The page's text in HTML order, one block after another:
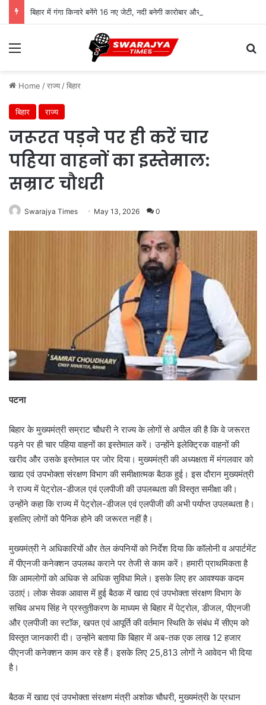
Menu
Home /राज्य /बिहार
बिहार राज्य
जरूरत पड़ने पर ही करें चार
पहिया वाहनों का इस्तेमाल:
सम्राट चौधरी
Swarajya Times May 13, 2026 0
पटना
बिहार के मुख्यमंत्री सम्राट चौधरी ने राज्य के लोगों से अपील की है कि वे जरूरत
पड़ने पर ही चार पहिया वाहनों का इस्तेमाल करें। उन्होंने इलेक्ट्रिक वाहनों की
खरीद और उसके इस्तेमाल पर जोर दिया। मुख्यमंत्री की अध्यक्षता में मंगलवार को
खाद्य एवं उपभोक्ता संरक्षण विभाग की समीक्षात्मक बैठक हुई। इस दौरान मुख्यमंत्री
ने राज्य में पेट्रोल-डीजल एवं एलपीजी की उपलब्धता की विस्तृत समीक्षा की।
उन्होंने कहा कि राज्य में पेट्रोल-डीजल एवं एलपीजी की अभी पर्याप्त उपलब्धता है।
इसलिए लोगों को पैनिक होने की जरूरत नहीं है।
मुख्यमंत्री ने अधिकारियों और तेल कंपनियों को निर्देश दिया कि कॉलोनी व अपार्टमेंट
में पीएनजी कनेक्शन उपलब्ध कराने पर तेजी से काम करें। हमारी प्राथमिकता है
कि आमलोगों को अधिक से अधिक सुविधा मिले। इसके लिए हर आवश्यक कदम
उठाएं। लोक सेवक आवास में हुई बैठक में खाद्य एवं उपभोक्ता संरक्षण विभाग के
सचिव अभय सिंह ने प्रस्तुतीकरण के माध्यम से बिहार में पेट्रोल, डीजल, पीएनजी
और एलपीजी का स्टॉक, खपत एवं आपूर्ति की वर्तमान स्थिति के संबंध में सीएम को
विस्तृत जानकारी दी। उन्होंने बताया कि बिहार में अब-तक एक लाख 12 हजार
पीएनजी कनेक्शन काम कर रहे हैं। इसके लिए 25,813 लोगों ने आवेदन भी दिया
है।
बैठक में खाद्य एवं उपभोक्ता संरक्षण मंत्री अशोक चौधरी, मुख्यमंत्री के प्रधान